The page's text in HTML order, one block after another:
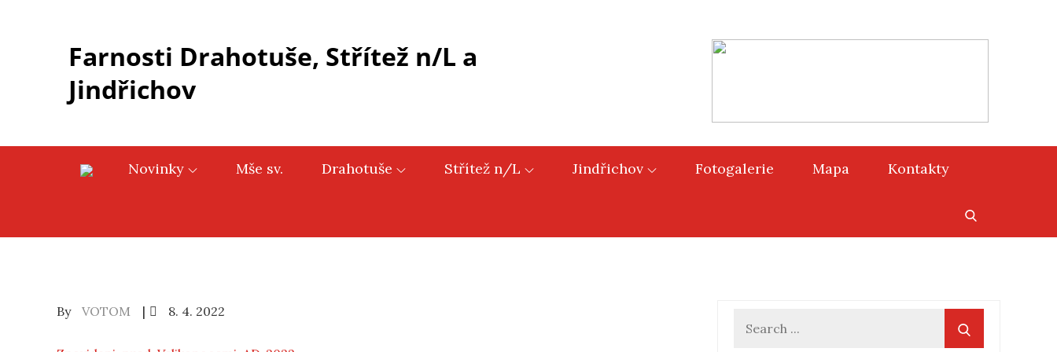
Farnosti Drahotuše, Střítež n/L a
Jindřichov
Novinky Mše sv. Drahotuše Střítež n/L Jindřichov Fotogalerie Mapa Kontakty
By VOTOM
Posted
8. 4. 2022